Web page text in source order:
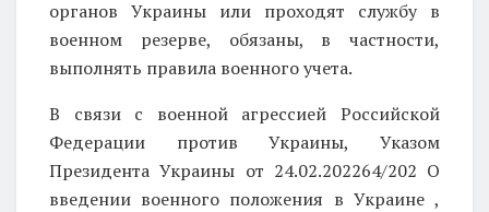
органов Украины или проходят службу в
военном резерве, обязаны, в частности,
выполнять правила военного учета.
В связи с военной агрессией Российской
Федерации против Украины, Указом
Президента Украины от 24.02.202264/202 О
введении военного положения в Украине ,